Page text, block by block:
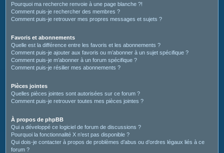
Pourquoi ma recherche renvoie à une page blanche ?!
Comment puis-je rechercher des membres ?
Comment puis-je retrouver mes propres messages et sujets ?
Favoris et abonnements
Quelle est la différence entre les favoris et les abonnements ?
Comment puis-je ajouter aux favoris ou m’abonner à un sujet spécifique ?
Comment puis-je m’abonner à un forum spécifique ?
Comment puis-je résilier mes abonnements ?
Pièces jointes
Quelles pièces jointes sont autorisées sur ce forum ?
Comment puis-je retrouver toutes mes pièces jointes ?
À propos de phpBB
Qui a développé ce logiciel de forum de discussions ?
Pourquoi la fonctionnalité X n’est pas disponible ?
Qui dois-je contacter à propos de problèmes d’abus ou d’ordres légaux liés à ce
forum ?